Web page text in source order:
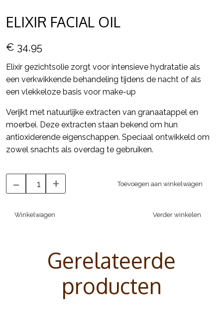
ELIXIR FACIAL OIL
€ 34,95
Elixir gezichtsolie zorgt voor intensieve hydratatie als
een verkwikkende behandeling tijdens de nacht of als
een vlekkeloze basis voor make-up
Verijkt met natuurlijke extracten van granaatappel en
moerbei. Deze extracten staan bekend om hun
antioxiderende eigenschappen. Speciaal ontwikkeld om
zowel snachts als overdag te gebruiken.
- + Toevoegen aan winkelwagen
Winkelwagen Verder winkelen
Gerelateerde
producten